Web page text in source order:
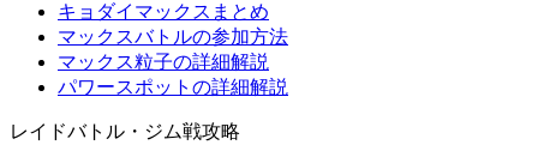
キョダイマックスまとめ
マックスバトルの参加方法
マックス粒子の詳細解説
パワースポットの詳細解説
レイドバトル・ジム戦攻略